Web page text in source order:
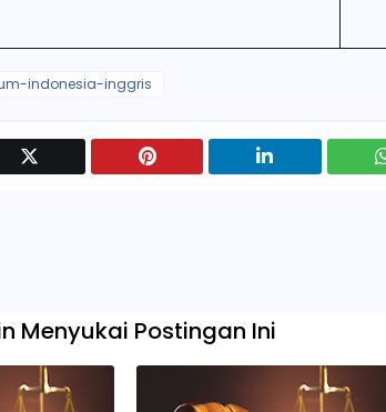
indonesia-inggris
Menyukai Postingan Ini